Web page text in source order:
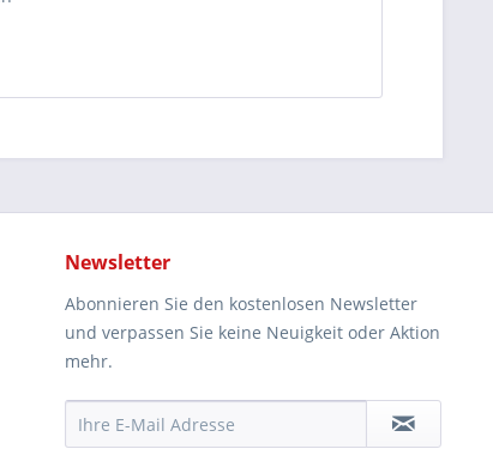
Newsletter
Abonnieren Sie den kostenlosen Newsletter
und verpassen Sie keine Neuigkeit oder Aktion
mehr.